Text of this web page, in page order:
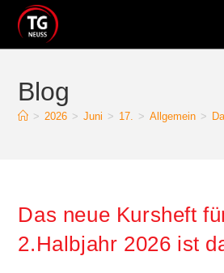
Inhalt
springen
Blog
> 2026 > Juni > 17. > Allgemein >
Das neue Kursheft
2.Halbjahr 2026 ist